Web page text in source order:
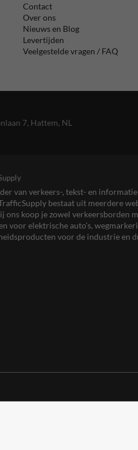
Contact
Over ons
Nieuws en Blog
Levertijden
Veelgestelde vragen / FAQ
7, Hattem, NL
van verkeers-, tekst- en
bestaat uit meerdere
ons koop je zowel verkeersborden
voor elektrische auto’s,
voor de industrie en